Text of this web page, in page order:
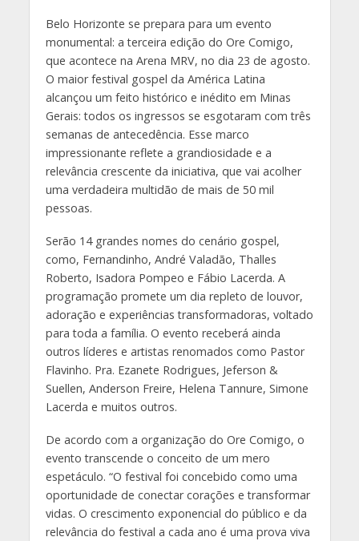
Belo Horizonte se prepara para um evento
monumental: a terceira edição do Ore Comigo,
que acontece na Arena MRV, no dia 23 de agosto.
O maior festival gospel da América Latina
alcançou um feito histórico e inédito em Minas
Gerais: todos os ingressos se esgotaram com três
semanas de antecedência. Esse marco
impressionante reflete a grandiosidade e a
relevância crescente da iniciativa, que vai acolher
uma verdadeira multidão de mais de 50 mil
pessoas.
Serão 14 grandes nomes do cenário gospel,
como, Fernandinho, André Valadão, Thalles
Roberto, Isadora Pompeo e Fábio Lacerda. A
programação promete um dia repleto de louvor,
adoração e experiências transformadoras, voltado
para toda a família. O evento receberá ainda
outros líderes e artistas renomados como Pastor
Flavinho. Pra. Ezanete Rodrigues, Jeferson &
Suellen, Anderson Freire, Helena Tannure, Simone
Lacerda e muitos outros.
De acordo com a organização do Ore Comigo, o
evento transcende o conceito de um mero
espetáculo. “O festival foi concebido como uma
oportunidade de conectar corações e transformar
vidas. O crescimento exponencial do público e da
relevância do festival a cada ano é uma prova viva